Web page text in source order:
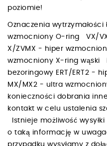
poziomie!
Oznaczenia wytrzymałości
wzmocniony O-ring VX/
X/ZVMX - hiper
wzmocniony X-ring wąski
bezoringowy ERT/ERT2 -
MX/MX2 - ultra
konieczności dobrania
kontakt w celu ustalenia
Istnieje możliwość
o taką informację w
przypadku wysyłamy z